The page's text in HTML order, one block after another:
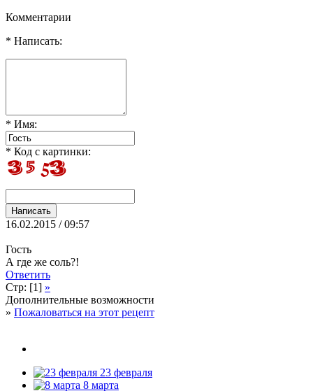
Комментарии
* Написать:
* Имя:
* Код с картинки:
16.02.2015 / 09:57
Гость
А где же соль?!
Ответить
Стр: [1] »
Дополнительные возможности
» Пожаловаться на этот рецепт
23 февраля
8 марта